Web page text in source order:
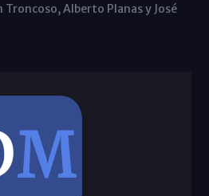
Alberto Planas y José